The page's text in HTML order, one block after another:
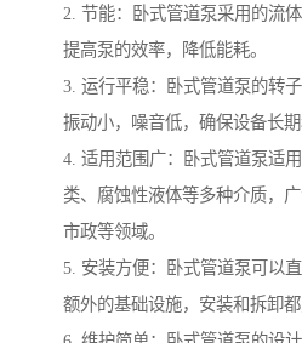
2. 节能：卧式管道泵采用的流
提高泵的效率，降低能耗。
3. 运行平稳：卧式管道泵的转
振动小，噪音低，确保设备长期
4. 适用范围广：卧式管道泵适
类、腐蚀性液体等多种介质，
市政等领域。
5. 安装方便：卧式管道泵可以
额外的基础设施，安装和拆卸都